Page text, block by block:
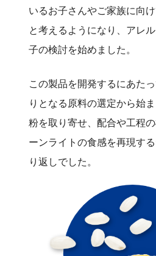
いるお子さんやご家族に向
と考えるようになり、アレ
子の検討を始めました。
この製品を開発するにあた
りとなる原料の選定から始
粉を取り寄せ、配合や工程
ーンライトの食感を再現す
り返しでした。